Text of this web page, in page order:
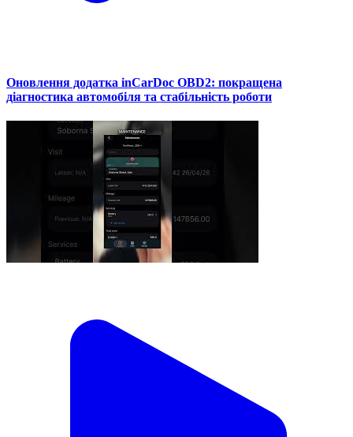
Оновлення додатка inCarDoc OBD2: покращена
діагностика автомобіля та стабільність роботи